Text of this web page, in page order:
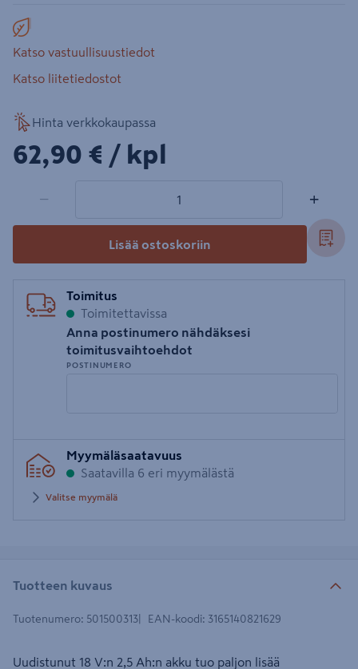
Katso vastuullisuustiedot
Katso liitetiedostot
Hinta verkkokaupassa
62,90€/kpl
62,90 € / kpl
− +
Lisää ostoskoriin
Toimitus
Toimitettavissa
Anna postinumero nähdäksesi
toimitusvaihtoehdot
POSTINUMERO
postinumero
Myymäläsaatavuus
Saatavilla 6 eri myymälästä
Valitse myymälä
Tuotteen kuvaus
Tuotenumero: 501500313 EAN-koodi: 3165140821629
Uudistunut 18 V:n 2,5 Ah:n akku tuo paljon lisää